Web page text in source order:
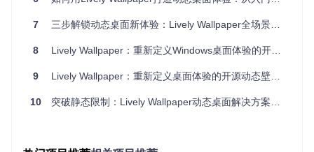
沉浸式工作环境
对于长时间使用电脑的专业人士，合适的动态壁纸能有效缓解
动态效果模拟真实环境变化，如缓慢流动的云层、摇曳的树影
的频率变化，既能保持桌面的生动性，又不会分散注意力。
7 三步解锁动态桌面新体验：Lively Wallpaper全场景应用指南
8 Lively Wallpaper：重新定义Windows桌面体验的开源动态背景解决方案
9 Lively Wallpaper：重新定义桌面体验的开源动态壁纸引擎
10 突破静态限制：Lively Wallpaper动态桌面解决方案全解析